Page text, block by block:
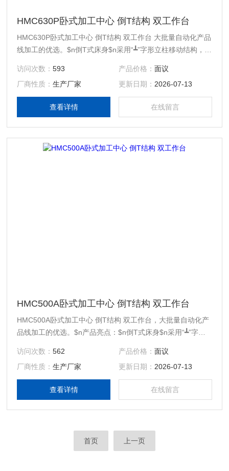
HMC630P卧式加工中心 倒T结构 双工作台
HMC630P卧式加工中心 倒T结构 双工作台 大批量自动化产品
线加工的优选。$n倒T式床身$n采用“┻”字形立柱移动结构，刚
$n$n高精密双螺母滚珠丝杠$n保证重切削$n确保加工精度$n
并延长丝杠寿命$n三轴快移：24/24/24m/min
访问次数：593 产品价格： 面议
厂商性质：生产厂家 更新日期： 2026-07-13
查看详情 在线留言
HMC500A卧式加工中心 倒T结构 双工作台
HMC500A卧式加工中心 倒T结构 双工作台，大批量自动化产
品线加工的优选。$n产品亮点：$n倒T式床身$n采用“┻”字形
限元分析设计。$n$n高精密双螺母滚珠丝杠$n保证重切削$n
确保加工精度$n并延长丝杠寿命$n三轴快移：
24/24/24m/min$n$n超高刚性、高精度$n低噪音滚柱型线性滑
轨$n保证机床高稳定性
访问次数：562 产品价格： 面议
厂商性质：生产厂家 更新日期： 2026-07-13
查看详情 在线留言
首页 上一页